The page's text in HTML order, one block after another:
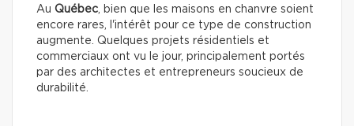
Au Québec , bien que les maisons en chanvre soient
encore rares, l'intérêt pour ce type de construction
augmente. Quelques projets résidentiels et
commerciaux ont vu le jour, principalement portés
par des architectes et entrepreneurs soucieux de
durabilité.